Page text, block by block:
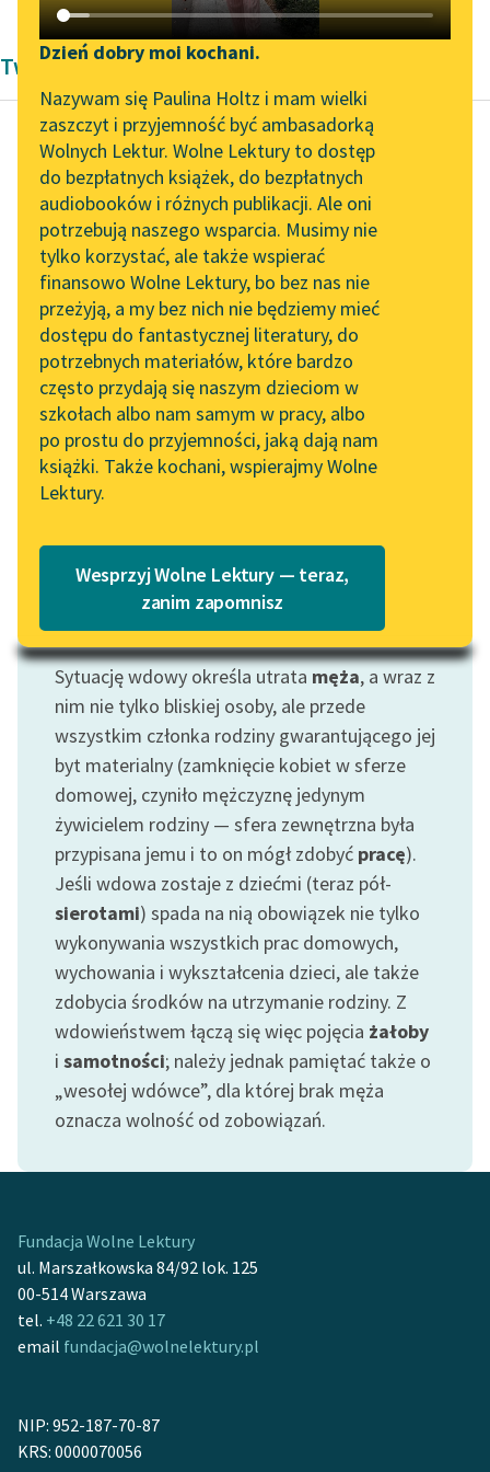
Katalog DAISY
Podkasty o książkach
Zgłoś brak utworu
Aktualności
„Prokurator Alicja Horn”
do słuchania
Byliśmy częścią AI Impact
Lab
Zapraszamy na spotkanie
online z tłumaczkami
literatury skandynawskiej
Spotkanie z Katarzyną
Tunkiel w Oslo
102. lata temu zmarł
Joseph Conrad
Lektury szkolne i klasyka
literatury do słuchania dla
uczennic i uczniów z
niepełnosprawnościami
E-kolekcja lektur
szkolnych i literatury do
słuchania dla uczennic i
uczniów z
niepełnosprawnościami
Feministyczne inspiracje.
Popularyzacja
skandynawskiej literatury
feministycznej
Ręce pełne poezji
Kolekcje edukacyjne
twórców przechodzących
do domeny publicznej,
lektur szkolnych oraz
Szkoła Poezji Wolnych
Lektur
Narzędzia
Mapa Wolnych Lektur
Leśmianator
Przewodnik dla piszących i
czytających
API
OAI-PMH
Widget Wolnych Lektur
Przypisy
Katalog w formacie PDF
O nas
Kontakt
Zespół
Dzień dobry moi kochani.
Nazywam się Paulina Holtz i mam wielki
zaszczyt i przyjemność być ambasadorką
Wolnych Lektur. Wolne Lektury to dostęp
do bezpłatnych książek, do bezpłatnych
audiobooków i różnych publikacji. Ale oni
potrzebują naszego wsparcia. Musimy nie
tylko korzystać, ale także wspierać
finansowo Wolne Lektury, bo bez nas nie
przeżyją, a my bez nich nie będziemy mieć
dostępu do fantastycznej literatury, do
potrzebnych materiałów, które bardzo
często przydają się naszym dzieciom w
szkołach albo nam samym w pracy, albo
po prostu do przyjemności, jaką dają nam
książki. Także kochani, wspierajmy Wolne
Lektury.
Wesprzyj Wolne Lektury — teraz,
zanim zapomnisz
Twórczość Romantyzm Aleksandra Dumas
Aleksander Dumas (ojciec)
Trzej
muszkieterowie,
tom drugi
Podczas naszej
wyprawy do Béthune
mąż mojej księżnej
rozstał się z tym
światem. A zatem...
Motyw: Wdowa
Sytuację wdowy określa utrata męża, a wraz z
nim nie tylko bliskiej osoby, ale przede
wszystkim członka rodziny gwarantującego jej
byt materialny (zamknięcie kobiet w sferze
domowej, czyniło mężczyznę jedynym
żywicielem rodziny — sfera zewnętrzna była
przypisana jemu i to on mógł zdobyć pracę).
Jeśli wdowa zostaje z dziećmi (teraz pół-
sierotami) spada na nią obowiązek nie tylko
wykonywania wszystkich prac domowych,
wychowania i wykształcenia dzieci, ale także
zdobycia środków na utrzymanie rodziny. Z
wdowieństwem łączą się więc pojęcia żałoby
i samotności; należy jednak pamiętać także o
„wesołej wdówce”, dla której brak męża
oznacza wolność od zobowiązań.
Fundacja Wolne Lektury
ul. Marszałkowska 84/92 lok. 125
00-514 Warszawa
tel. +48 22 621 30 17
email fundacja@wolnelektury.pl
NIP: 952-187-70-87
KRS: 0000070056